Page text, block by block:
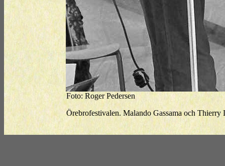
Foto: Roger Pedersen
Örebrofestivalen. Malando Gassama och Thierry